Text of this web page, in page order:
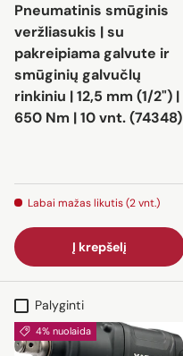
Pneumatinis smūginis
veržliasukis | su
pakreipiama galvute ir
smūginių galvučlų
rinkiniu | 12,5 mm (1/2") |
650 Nm | 10 vnt. (74348)
Labai mažas likutis (2 vnt.)
Į krepšelį
Palyginti
4% nuolaida